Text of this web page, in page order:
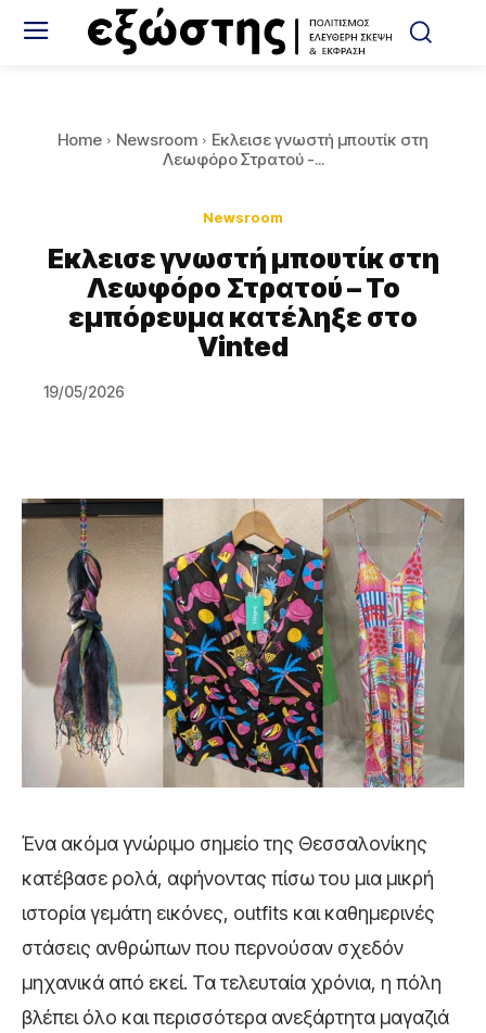
Home Newsroom
Εκλεισε γνωστή μπουτίκ στη
Λεωφόρο Στρατού -...
Newsroom
Εκλεισε γνωστή μπουτίκ στη
Λεωφόρο Στρατού – Το
εμπόρευμα κατέληξε στο
Vinted
19/05/2026
Ένα ακόμα γνώριμο σημείο της Θεσσαλονίκης
κατέβασε ρολά, αφήνοντας πίσω του μια μικρή
ιστορία γεμάτη εικόνες, outfits και καθημερινές
στάσεις ανθρώπων που περνούσαν σχεδόν
μηχανικά από εκεί. Τα τελευταία χρόνια, η πόλη
βλέπει όλο και περισσότερα ανεξάρτητα μαγαζιά